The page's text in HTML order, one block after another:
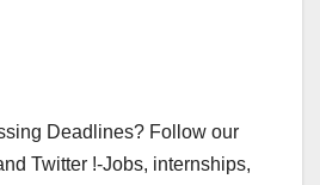
Deadlines? Follow our
Twitter !-Jobs, internships,